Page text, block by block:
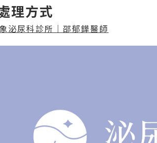
理方式
泌尿科診所｜邵郁鏵醫師